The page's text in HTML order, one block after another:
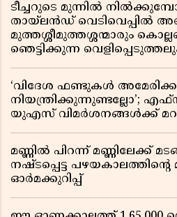
ടീച്ചറുടെ മുന്നിൽ
തായ്‌ലൻഡ് വെടിവെപ്പിൽ
മുത്തശ്ശീമുത്തശ്ശന്മാരും
ഞെട്ടിക്കുന്ന
‘വിദേശ ഫണ്ടുകൾ
നിയന്ത്രിക്കുന്നുണ്ടല്ലോ’;
യുഎസ് വിമർശനങ്ങൾക്ക്
മണ്ണിൽ പിറന്ന് മണ്ണിലേക്ക്
നഷ്ടപ്പെട്ട
ഓർമക്കുറിപ്പ്